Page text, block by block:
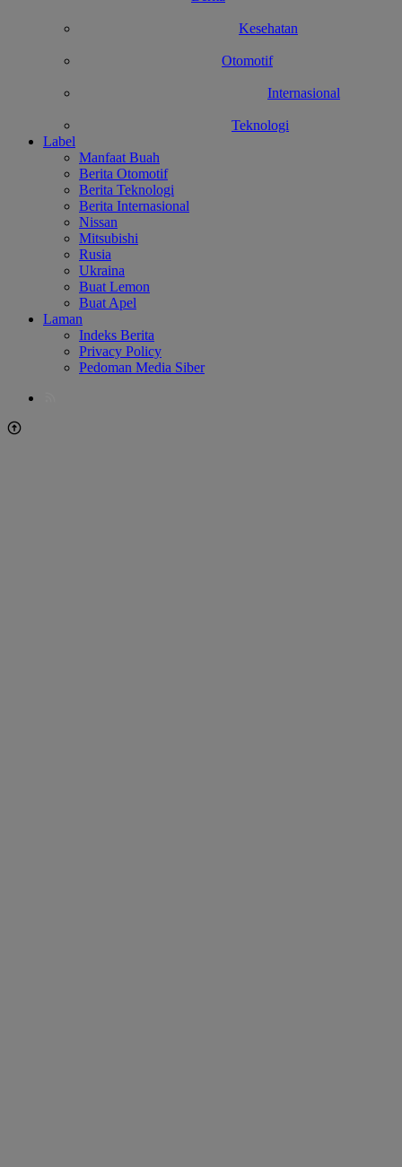
Kesehatan
Otomotif
Internasional
Teknologi
Label
Manfaat Buah
Berita Otomotif
Berita Teknologi
Berita Internasional
Nissan
Mitsubishi
Rusia
Ukraina
Buat Lemon
Buat Apel
Laman
Indeks Berita
Privacy Policy
Pedoman Media Siber